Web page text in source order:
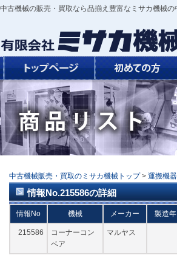
中古機械の販売・買取なら品揃え豊富なミサカ機械
中古機械販売・買取のミサカ機械トップ > 運搬機器
情報No.215586の詳細
情報No 機械 メーカー 製造年
215586
コーナーコン
ベア
マルヤス